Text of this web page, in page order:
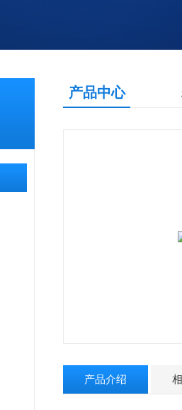
产品中心
产品介绍